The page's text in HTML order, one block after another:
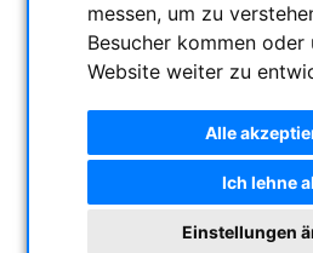
messen, um zu
Besucher kommen oder
Website weiter zu
Alle
Ich lehne
Einstellungen
MONTIERUNGEN & STATIVE
CMOS & CCD KAMERAS
MECHANISCHES ZUBEHÖR
FOTOSTATIVE & ZUBEHÖR
STERNWARTEN-KUPPELN